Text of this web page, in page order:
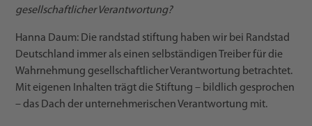
gesellschaftlicher Verantwortung?
Hanna Daum: Die randstad stiftung haben wir bei Randstad
Deutschland immer als einen selbständigen Treiber für die
Wahrnehmung gesellschaftlicher Verantwortung betrachtet.
Mit eigenen Inhalten trägt die Stiftung – bildlich gesprochen
– das Dach der unternehmerischen Verantwortung mit.